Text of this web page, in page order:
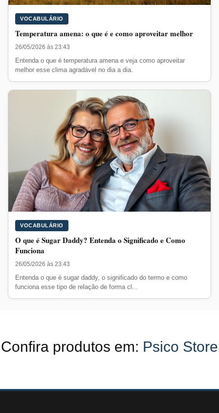
VOCABULÁRIO
Temperatura amena: o que é e como aproveitar melhor
26/05/2026 às 23:43
Entenda o que é temperatura amena e veja como aproveitar
melhor esse clima agradável no dia a dia.
VOCABULÁRIO
O que é Sugar Daddy? Entenda o Significado e Como
Funciona
26/05/2026 às 23:43
Entenda o que é sugar daddy, o significado do termo e como
funciona esse tipo de relação de forma cl...
Confira produtos em: Psico Store